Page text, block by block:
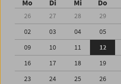
Mo Di Mi Do
26 27 28 29
02
03 04 05
09
10 11 12
16
17 18 19
23
24 25 26